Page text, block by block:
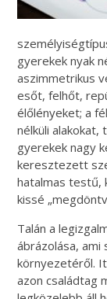
gyerekek nyak
aszimmetrikus
esőt, felhőt,
élőlényeket; a
nélküli alakokat,
gyerekek nagy
keresztezett
hatalmas testű,
kissé
Talán a
ábrázolása, ami
környezetéről.
azon családtag